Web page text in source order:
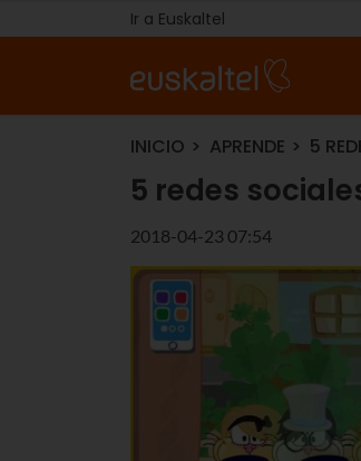
Ir a Euskaltel
INICIO APRENDE 5
5 redes
2018-04-23 07:54